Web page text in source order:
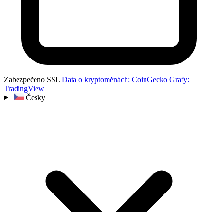
Zabezpečeno SSL Data o kryptoměnách: CoinGecko Grafy:
TradingView
Česky